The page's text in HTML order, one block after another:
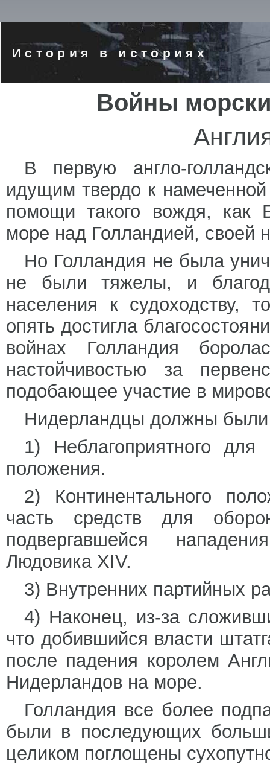
История в историях
Войны
В первую англо-
идущим твердо к
помощи такого вождя, как
море над Голландией, своей
Но Голландия не была
не были тяжелы, и
населения к судоходству,
опять достигла
войнах Голландия
настойчивостью за
подобающее участие в
Нидерландцы должны были
1) Неблагоприятного для
положения.
2) Континентального
часть средств для
подвергавшейся
Людовика XIV.
3) Внутренних партийных
4) Наконец, из-за
что добившийся власти
после падения королем
Нидерландов на море.
Голландия все более
были в последующих
целиком поглощены